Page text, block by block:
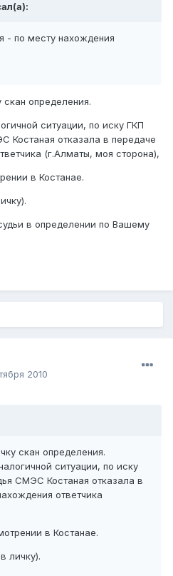
- по месту нахождения
определения.
ситуации, по иску ГКП
Костаная отказала в передаче
(г.Алматы, моя сторона),
в Костанае.
в определении по Вашему
2010
скан определения.
ситуации, по иску
СМЭС Костаная отказала в
ответчика
в Костанае.
личку).